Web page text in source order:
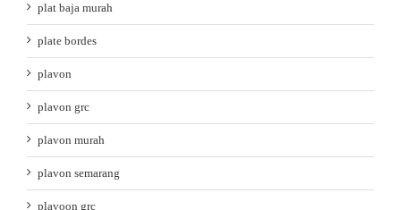
plat baja murah
plate bordes
plavon
plavon grc
plavon murah
plavon semarang
plavoon grc